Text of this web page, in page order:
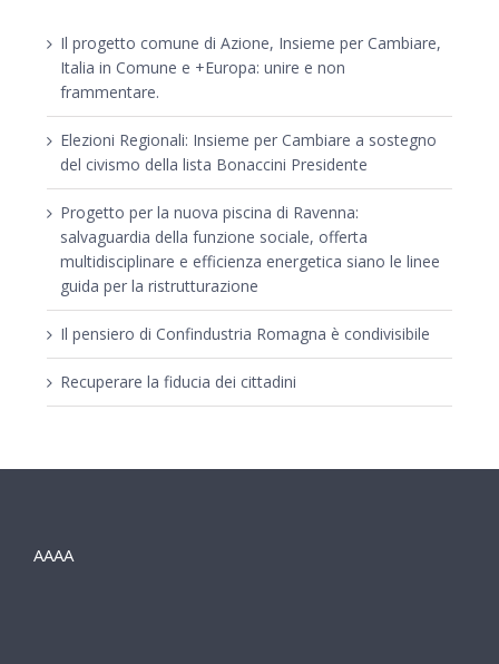
Il progetto comune di Azione, Insieme per Cambiare,
Italia in Comune e +Europa: unire e non
frammentare.
Elezioni Regionali: Insieme per Cambiare a sostegno
del civismo della lista Bonaccini Presidente
Progetto per la nuova piscina di Ravenna:
salvaguardia della funzione sociale, offerta
multidisciplinare e efficienza energetica siano le linee
guida per la ristrutturazione
Il pensiero di Confindustria Romagna è condivisibile
Recuperare la fiducia dei cittadini
AAAA